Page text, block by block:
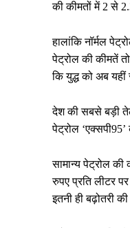
की कीमतों में 2 से
हालांकि नॉर्मल
पेट्रोल की कीमतें
कि युद्ध को अब यहीं
देश की सबसे बड़ी
पेट्रोल
सामान्य पेट्रोल
रुपए प्रति लीटर
इतनी ही बढ़ोतरी